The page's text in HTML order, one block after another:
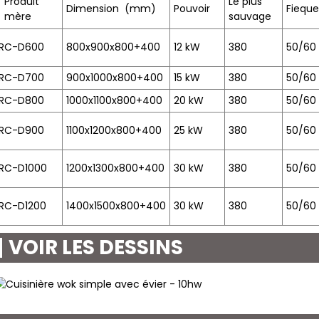
mère
Dimension (mm) Pouvoir
sauvage
D600 800x900x800+400 12 kW 380 50/60
D700 900x1000x800+400 15 kW 380 50/60
D800
1000x1100x800+400 20 kW 380 50/60
D900 1100x1200x800+400 25 kW 380 50/60
D1000 1200x1300x800+400 30 kW 380 50/60
D1200 1400x1500x800+400 30 kW 380 50/60
VOIR LES DESSINS